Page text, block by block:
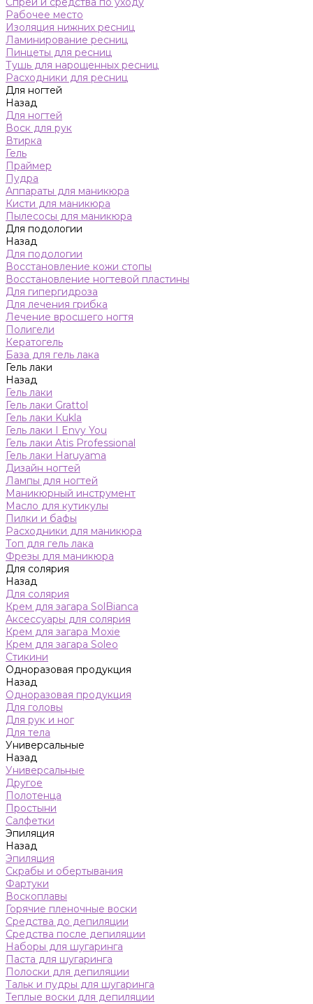
Рабочее место
Изоляция нижних ресниц
Ламинирование ресниц
Пинцеты для ресниц
Тушь для нарощенных ресниц
Расходники для ресниц
Для ногтей
Назад
Для ногтей
Воск для рук
Втирка
Гель
Праймер
Пудра
Аппараты для маникюра
Кисти для маникюра
Пылесосы для маникюра
Для подологии
Назад
Для подологии
Восстановление кожи стопы
Восстановление ногтевой пластины
Для гипергидроза
Для лечения грибка
Лечение вросшего ногтя
Полигели
Кератогель
База для гель лака
Гель лаки
Назад
Гель лаки
Гель лаки Grattol
Гель лаки Kukla
Гель лаки I Envy You
Гель лаки Atis Professional
Гель лаки Haruyama
Дизайн ногтей
Лампы для ногтей
Маникюрный инструмент
Масло для кутикулы
Пилки и бафы
Расходники для маникюра
Топ для гель лака
Фрезы для маникюра
Для солярия
Назад
Для солярия
Крем для загара SolBianca
Аксессуары для солярия
Крем для загара Moxie
Крем для загара Soleo
Стикини
Одноразовая продукция
Назад
Одноразовая продукция
Для головы
Для рук и ног
Для тела
Универсальные
Назад
Универсальные
Другое
Полотенца
Простыни
Салфетки
Эпиляция
Назад
Эпиляция
Скрабы и обертывания
Фартуки
Воскоплавы
Горячие пленочные воски
Средства до депиляции
Средства после депиляции
Наборы для шугаринга
Паста для шугаринга
Полоски для депиляции
Тальк и пудры для шугаринга
Теплые воски для депиляции